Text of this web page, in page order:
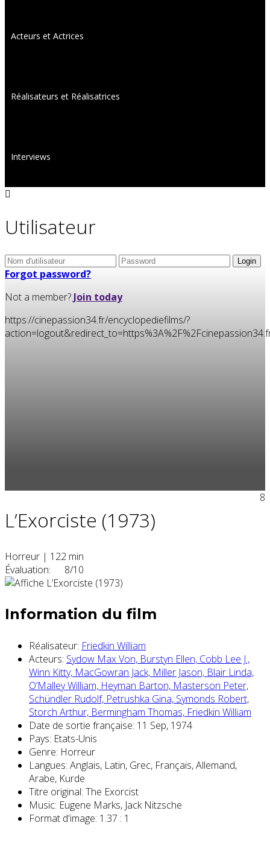
Acteurs et Actrices
Réalisateurs et Réalisatrices
Interviews
Utilisateur
Forgot password?
Not a member? Join today
https://cinepassion34.fr/encyclopediefilms/?
L’Exorciste (1973)
Horreur | 122 min
Évaluation:
8/10
8
Information du film
Réalisateur: Friedkin William
Acteurs: Sydow Max Von, Burstyn Ellen, Cobb Lee J.,
Winn Kitty, MacGowran Jack, Miller Jason, Blair Linda,
O’Malley William, Heyman Barton, Masterson Peter,
Schündler Rudolf, Petrushka Gina, Symonds Robert,
Storch Arthur, Bermingham Thomas, Friedkin William
Date de sortie française: 11 Sep, 1974
Pays: Etats-Unis
Genre: Horreur
Langues: Anglais, Latin, Grec, Français, Allemand,
Arabe, Kurde
Titre original: The Exorcist
Music: Eugene Marks, Jack Nitzsche
Format d'image: 1.37 : 1